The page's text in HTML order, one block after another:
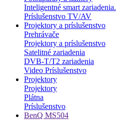
Inteligentné smart zariadenia.
Príslušenstvo TV/AV
Projektory a príslušenstvo
Prehrávače
Projektory a príslušenstvo
Satelitné zariadenia
DVB-T/T2 zariadenia
Video Príslušenstvo
Projektory
Projektory
Plátna
Príslušenstvo
BenQ MS504